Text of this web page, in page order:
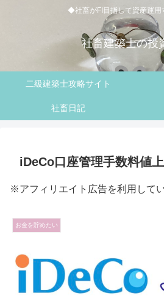
◆社畜がFI目指して資産運
社畜建築士の投
二級建築士攻略サイト
社畜日記
iDeCo口座管理手数料値
※アフィリエイト広告を利用して
お金を貯めたい